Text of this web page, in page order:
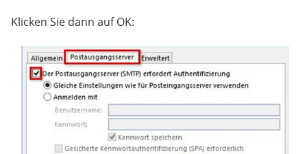
Klicken Sie dann auf OK: